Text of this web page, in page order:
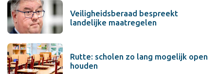
Veiligheidsberaad bespreekt
landelijke maatregelen
Rutte: scholen zo lang mogelijk open
houden